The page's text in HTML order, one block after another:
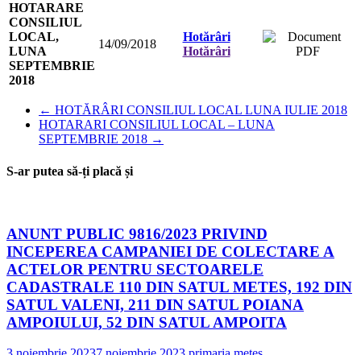
HOTARARE
CONSILIUL
LOCAL,
LUNA
SEPTEMBRIE
2018
14/09/2018
Hotărâri
Hotărâri
← HOTĂRÂRI CONSILIUL LOCAL LUNA IULIE 2018
HOTARARI CONSILIUL LOCAL – LUNA
SEPTEMBRIE 2018 →
S-ar putea să-ți placă și
ANUNT PUBLIC 9816/2023 PRIVIND
INCEPEREA CAMPANIEI DE COLECTARE A
ACTELOR PENTRU SECTOARELE
CADASTRALE 110 DIN SATUL METES, 192 DIN
SATUL VALENI, 211 DIN SATUL POIANA
AMPOIULUI, 52 DIN SATUL AMPOITA